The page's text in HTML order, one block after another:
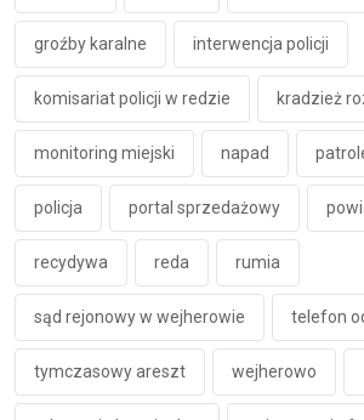
groźby karalne interwencja policji
komisariat policji w redzie kradzież
monitoring miejski napad
policja portal sprzedażowy
recydywa reda rumia
sąd rejonowy w wejherowie telefon
tymczasowy areszt wejherowo